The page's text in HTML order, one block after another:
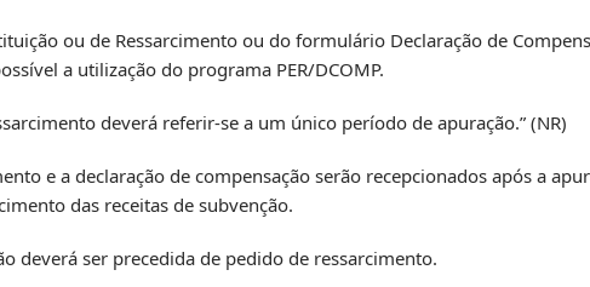
ou de Ressarcimento ou do formulário Declaração de
a utilização do programa PER/DCOMP.
deverá referir-se a um único período de apuração.” (NR)
e a declaração de compensação serão recepcionados após a
das receitas de subvenção.
deverá ser precedida de pedido de ressarcimento.